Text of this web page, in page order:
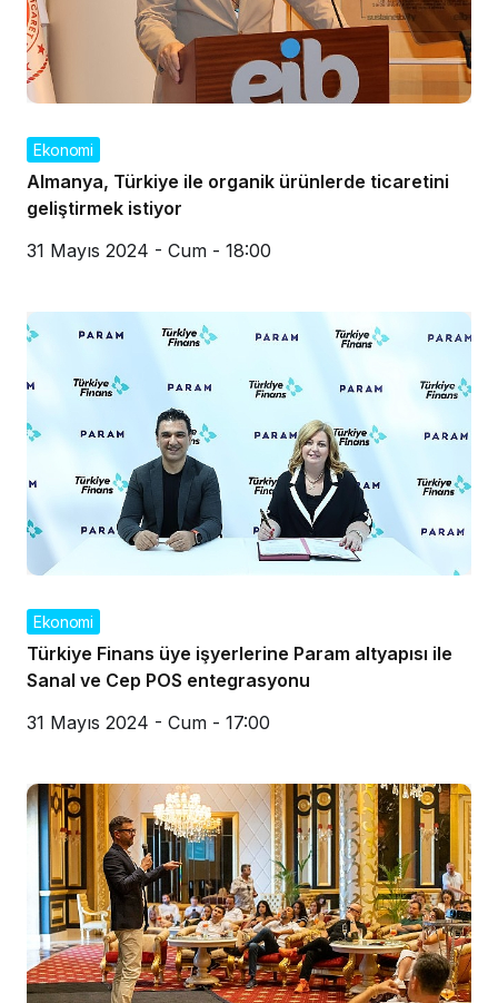
Ekonomi
Almanya, Türkiye ile organik ürünlerde ticaretini
geliştirmek istiyor
31 Mayıs 2024 - Cum - 18:00
Ekonomi
Türkiye Finans üye işyerlerine Param altyapısı ile
Sanal ve Cep POS entegrasyonu
31 Mayıs 2024 - Cum - 17:00